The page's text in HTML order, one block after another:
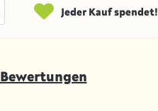
Jeder Kauf spendet!
Bewertungen